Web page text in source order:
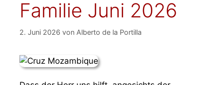
Familie Juni 2026
2. Juni 2026 von Alberto de la Portilla